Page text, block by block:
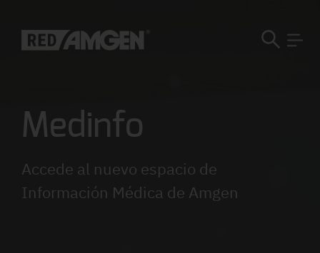
Medinfo
Accede al nuevo espacio de
Información Médica de Amgen